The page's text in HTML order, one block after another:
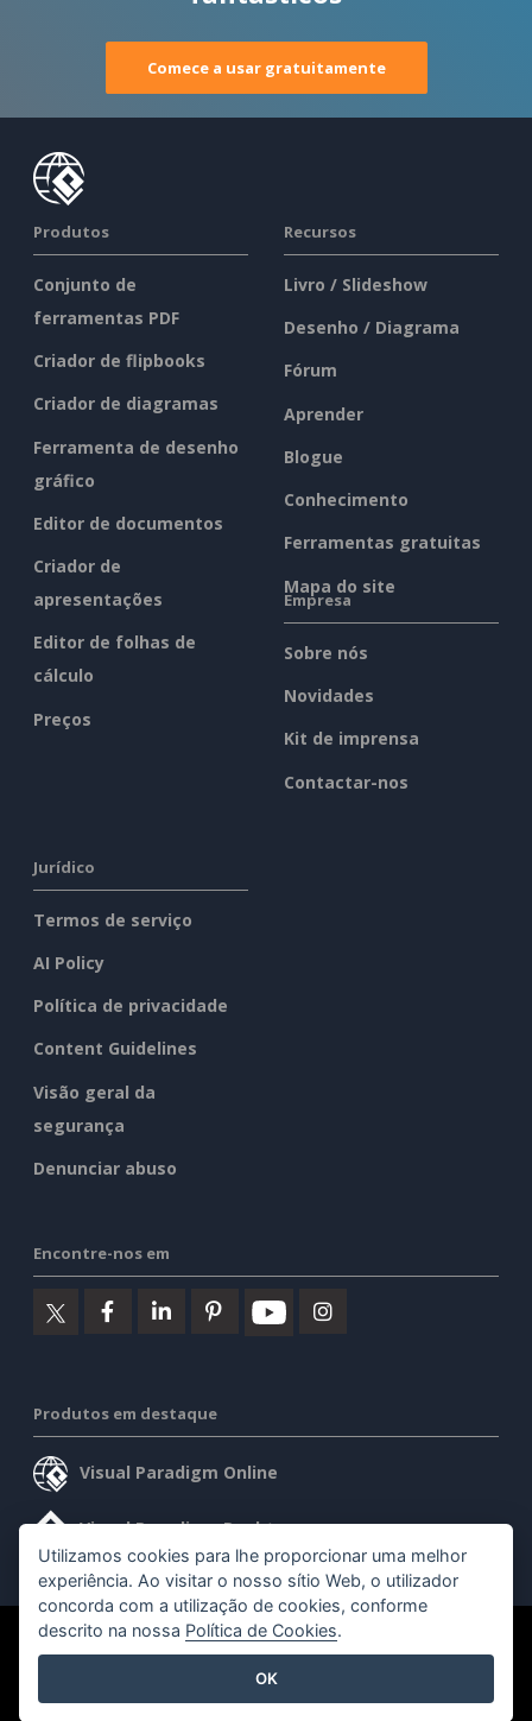
Comece a usar gratuitamente
Produtos
Conjunto de
ferramentas PDF
Criador de flipbooks
Criador de diagramas
Ferramenta de desenho
gráfico
Editor de documentos
Criador de
apresentações
Editor de folhas de
cálculo
Preços
Recursos
Livro / Slideshow
Desenho / Diagrama
Fórum
Aprender
Blogue
Conhecimento
Ferramentas gratuitas
Mapa do site
Empresa
Sobre nós
Novidades
Kit de imprensa
Contactar-nos
Jurídico
Termos de serviço
AI Policy
Política de privacidade
Content Guidelines
Visão geral da
segurança
Denunciar abuso
Encontre-nos em
Produtos em destaque
Visual Paradigm Online
Visual Paradigm Desktop
©2026 by Visual Paradigm. Todos os direitos reservados.
Utilizamos cookies para lhe proporcionar uma melhor
experiência. Ao visitar o nosso sítio Web, o utilizador
concorda com a utilização de cookies, conforme
descrito na nossa Política de Cookies.
OK